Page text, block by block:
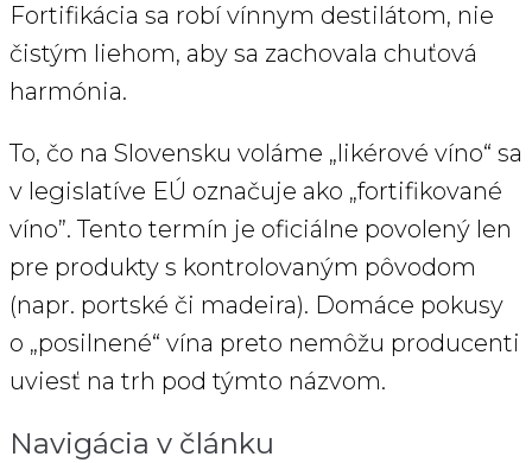
Fortifikácia sa robí vínnym destilátom, nie
čistým liehom, aby sa zachovala chuťová
harmónia.
To, čo na Slovensku voláme „likérové víno“ sa
v legislatíve EÚ označuje ako „fortifikované
víno”. Tento termín je oficiálne povolený len
pre produkty s kontrolovaným pôvodom
(napr. portské či madeira). Domáce pokusy
o „posilnené“ vína preto nemôžu producenti
uviesť na trh pod týmto názvom.
Navigácia v článku